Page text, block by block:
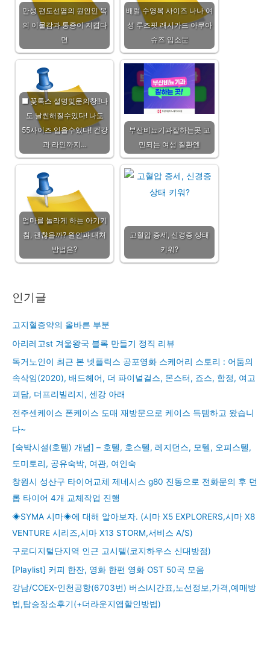
만성 편도선염의 원인인 목
의 이물감과 통증이 지겹다
면
배럴 수영복 사이즈 나나 여
성 루즈핏 래시가드 아쿠아
슈즈 입소문
■ 꽃톡스 설명및문의창!!나
도 날씬해질수있다! 나도
55사이즈 입을수있다! 건강
과 라인까지…
부산비뇨기과잘하는곳 고
민되는 여성 질환엔
엄마를 놀라게 하는 아기기
침, 괜찮을까? 원인과 대처
방법은?
고혈압 증세, 신경증 상태
키워?
인기글
고지혈증약의 올바른 부분
아리레고st 겨울왕국 블록 만들기 정직 리뷰
독거노인이 최근 본 넷플릭스 공포영화 스케어리 스토리 : 어둠의
속삭임(2020), 배드헤어, 더 파이널걸스, 몬스터, 죠스, 함정, 여고
괴담, 더프리빌리지, 센강 아래
전주센케이스 폰케이스 도매 재방문으로 케이스 득템하고 왔습니
다~
[숙박시설(호텔) 개념] – 호텔, 호스텔, 레지던스, 모텔, 오피스텔,
도미토리, 공유숙박, 여관, 여인숙
창원시 성산구 타이어교체 제네시스 g80 진동으로 전화문의 후 던
롭 타이어 4개 교체작업 진행
◈SYMA 시마◈에 대해 알아보자. (시마 X5 EXPLORERS,시마 X8
VENTURE 시리즈,시마 X13 STORM,서비스 A/S)
구로디지털단지역 인근 고시텔(코지하우스 신대방점)
[Playlist] 커피 한잔, 영화 한편 영화 OST 50곡 모음
강남/COEX-인천공항(6703번) 버스l시간표,노선정보,가격,예매방
법,탑승장소후기(+더라운지앱할인방법)